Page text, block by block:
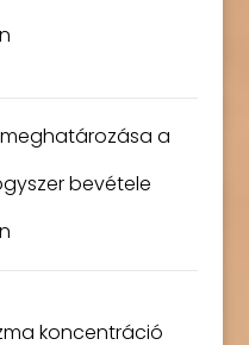
a
bevétele
koncentráció